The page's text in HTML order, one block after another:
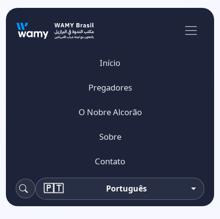
Início
Pregadores
O Nobre Alcorão
Sobre
Contato
Pesquisa
🇵🇹 Português